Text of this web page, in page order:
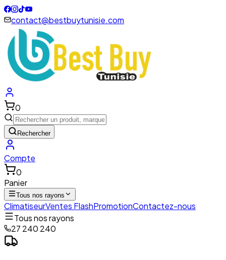
contact@bestbuytunisie.com
0
Rechercher
Compte
0
Panier
Tous nos rayons
ClimatiseurVentes FlashPromotionContactez-nous
Tous nos rayons
27 240 240